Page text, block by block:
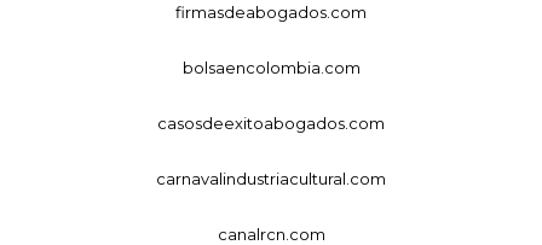
firmasdeabogados.com
bolsaencolombia.com
casosdeexitoabogados.com
carnavalindustriacultural.com
canalrcn.com